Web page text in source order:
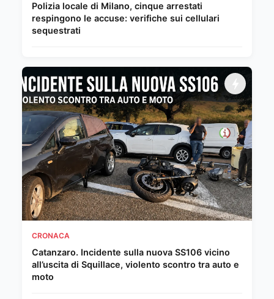
Polizia locale di Milano, cinque arrestati
respingono le accuse: verifiche sui cellulari
sequestrati
CRONACA
Catanzaro. Incidente sulla nuova SS106 vicino
all’uscita di Squillace, violento scontro tra auto e
moto